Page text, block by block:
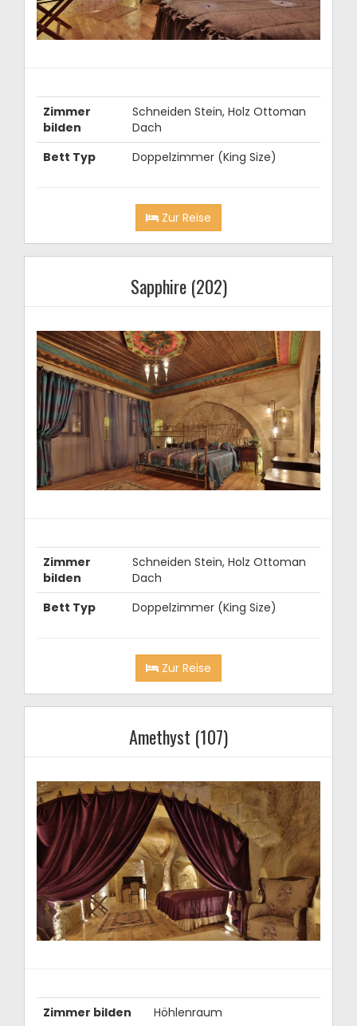
Zimmer
bilden
Schneiden Stein, Holz Ottoman
Dach
Bett Typ
Doppelzimmer (King Size)
Zur Reise
Sapphire (202)
Zimmer
bilden
Schneiden Stein, Holz Ottoman
Dach
Bett Typ
Doppelzimmer (King Size)
Zur Reise
Amethyst (107)
Zimmer bilden
Höhlenraum